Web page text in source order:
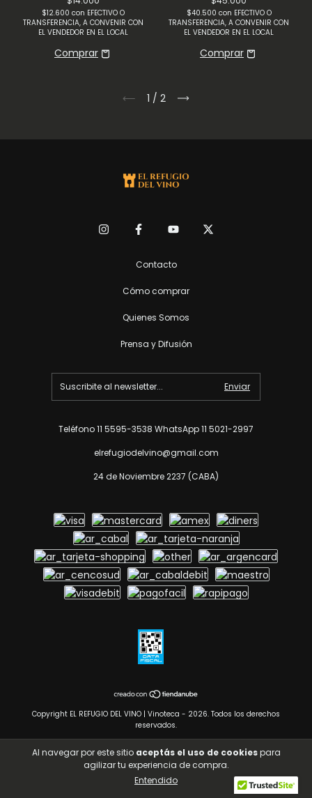
Al navegar por este sitio aceptás el uso de cookiespara
agilizar tu experiencia de compra.
Entendido
$12.600 con EFECTIVO O
TRANSFERENCIA, A CONVENIR CON
EL VENDEDOR EN EL LOCAL
$40.500 con EFECTIVO O
TRANSFERENCIA, A CONVENIR CON
EL VENDEDOR EN EL LOCAL
1 / 2
Contacto
Cómo comprar
Quienes Somos
Prensa y Difusión
Teléfono 11 5595-3538 WhatsApp 11 5021-2997
elrefugiodelvino@gmail.com
24 de Noviembre 2237 (CABA)
Copyright EL REFUGIO DEL VINO | Vinoteca - 2026. Todos los derechos
reservados.
Defensa de las y los consumidores. Para reclamos ingresá acá.
Botón de arrepentimiento